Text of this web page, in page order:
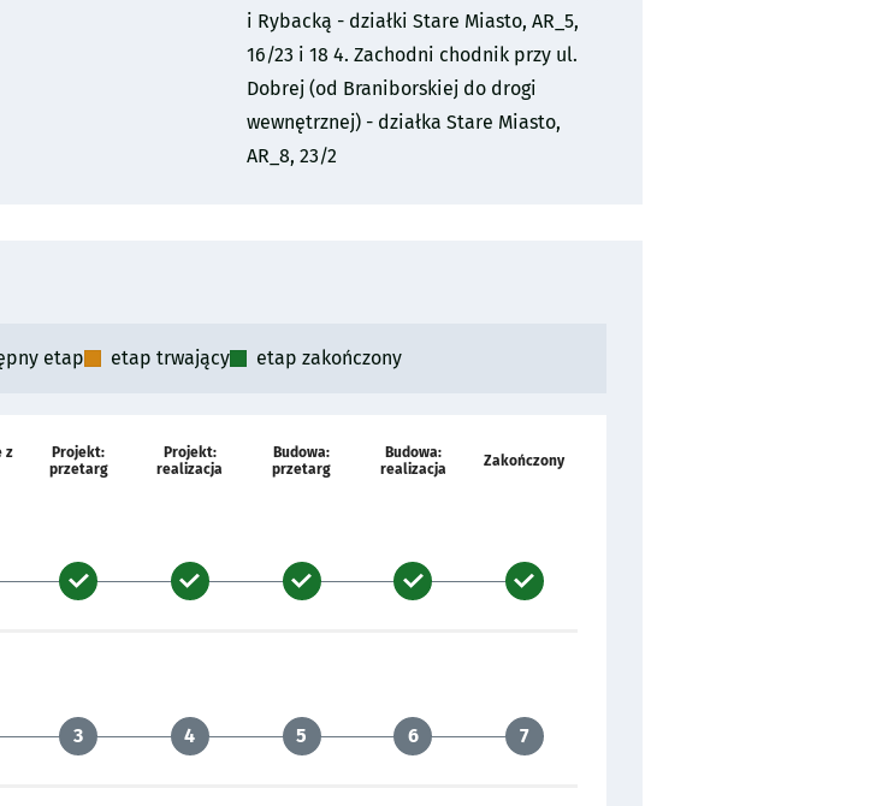
i Rybacką - działki Stare Miasto, AR_5,
16/23 i 18 4. Zachodni chodnik przy ul.
Dobrej (od Braniborskiej do drogi
wewnętrznej) - działka Stare Miasto,
AR_8, 23/2
etap etap trwający etap zakończony
z
Projekt:
przetarg
Projekt:
realizacja
Budowa:
przetarg
Budowa:
realizacja
Zakończony
3 4 5 6 7